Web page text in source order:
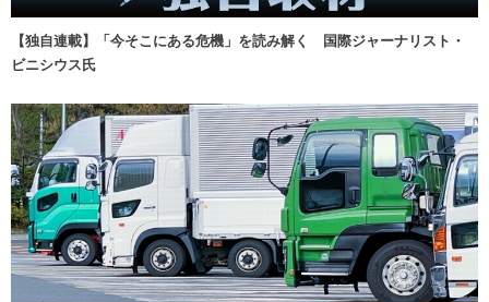
【独自連載】「今そこにある危機」を読み解く 国際ジャーナリスト・
ビニシウス氏